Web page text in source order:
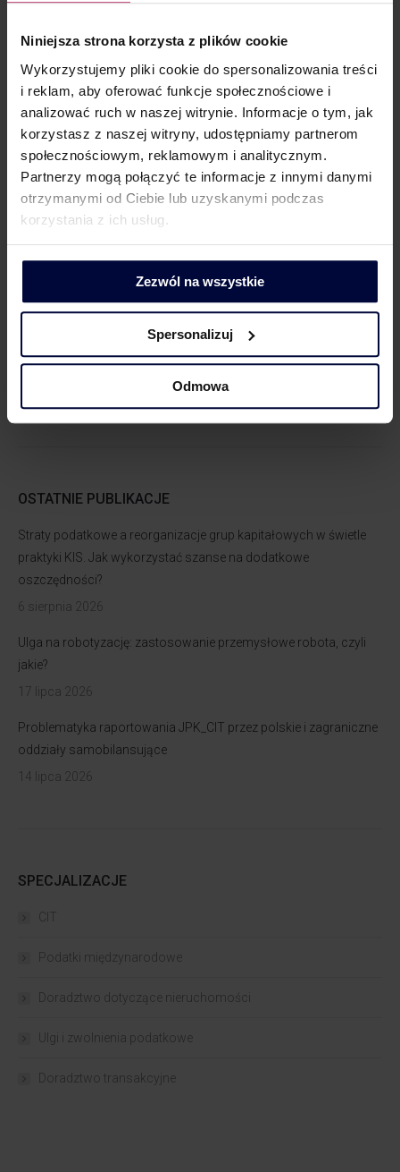
Niniejsza strona korzysta z plików cookie
Wykorzystujemy pliki cookie do spersonalizowania treści
i reklam, aby oferować funkcje społecznościowe i
analizować ruch w naszej witrynie. Informacje o tym, jak
korzystasz z naszej witryny, udostępniamy partnerom
społecznościowym, reklamowym i analitycznym.
Partnerzy mogą połączyć te informacje z innymi danymi
otrzymanymi od Ciebie lub uzyskanymi podczas
korzystania z ich usług.
Zezwól na wszystkie
Spersonalizuj
Odmowa
dopłaty wniesione czy zysk zatrzymany po 31 grudnia
2018 r. Warto więc skorygować deklarację i odzyskać
nie skorzystano z odliczenia.
KONTAKT DLA MEDIÓW
Dorota Chruściel-Dziekańska
Lider Obszaru Komunikacji
+48 500 127 570
OSTATNIE PUBLIKACJE
Straty podatkowe a reorganizacje grup kapitałowych w świetle
praktyki KIS. Jak wykorzystać szanse na dodatkowe
oszczędności?
6 sierpnia 2026
Ulga na robotyzację: zastosowanie przemysłowe robota, czyli
jakie?
17 lipca 2026
Problematyka raportowania JPK_CIT przez polskie i zagraniczne
oddziały samobilansujące
14 lipca 2026
SPECJALIZACJE
CIT
Podatki międzynarodowe
Doradztwo dotyczące nieruchomości
Ulgi i zwolnienia podatkowe
Doradztwo transakcyjne